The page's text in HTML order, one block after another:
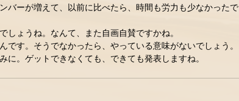
バーが増えて、以前に比べたら、時間も労力も少なかったで
しょうね。なんて、また自画自賛ですかね。
です。そうでなかったら、やっている意味がないでしょう。
に。ゲットできなくても、できても発表しますね。